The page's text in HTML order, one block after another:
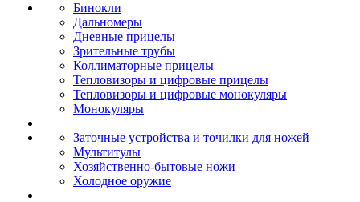
Бинокли
Дальномеры
Дневные прицелы
Зрительные трубы
Коллиматорные прицелы
Тепловизоры и цифровые прицелы
Тепловизоры и цифровые монокуляры
Монокуляры
Заточные устройства и точилки для ножей
Мультитулы
Хозяйственно-бытовые ножи
Холодное оружие